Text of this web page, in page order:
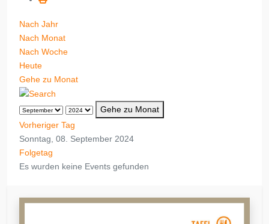
Nach Jahr
Nach Monat
Nach Woche
Heute
Gehe zu Monat
Gehe zu Monat
Vorheriger Tag
Sonntag, 08. September 2024
Folgetag
Es wurden keine Events gefunden